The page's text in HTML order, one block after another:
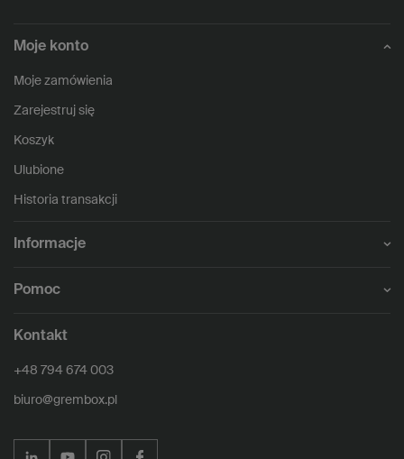
Moje konto
Moje zamówienia
Zarejestruj się
Koszyk
Ulubione
Historia transakcji
Informacje
Pomoc
Kontakt
+48 794 674 003
biuro@grembox.pl